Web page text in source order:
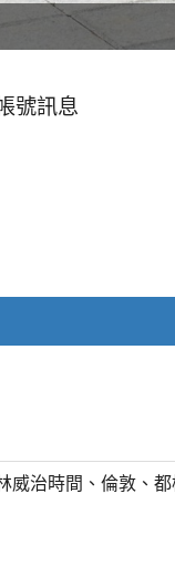
號訊息
威治時間、倫敦、